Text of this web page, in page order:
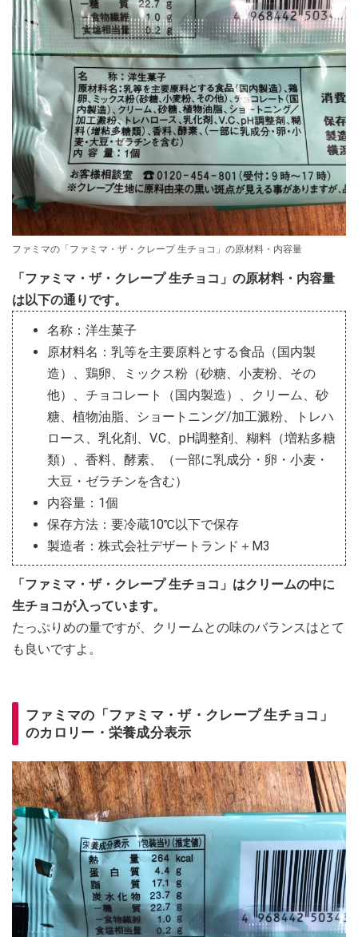
ファミマの「ファミマ・ザ・クレープ 生チョコ」の原材料・内容量
「ファミマ・ザ・クレープ 生チョコ」の原材料・内容量
は以下の通りです。
名称：洋生菓子
原材料名：乳等を主要原料とする食品（国内製
造）、鶏卵、ミックス粉（砂糖、小麦粉、その
他）、チョコレート（国内製造）、クリーム、砂
糖、植物油脂、ショートニング/加工澱粉、トレハ
ロース、乳化剤、V.C、pH調整剤、糊料（増粘多糖
類）、香料、酵素、（一部に乳成分・卵・小麦・
大豆・ゼラチンを含む）
内容量：1個
保存方法：要冷蔵10℃以下で保存
製造者：株式会社デザートランド＋M3
「ファミマ・ザ・クレープ 生チョコ」はクリームの中に
生チョコが入っています。
たっぷりめの量ですが、クリームとの味のバランスはとて
も良いですよ。
ファミマの「ファミマ・ザ・クレープ 生チョコ」
のカロリー・栄養成分表示